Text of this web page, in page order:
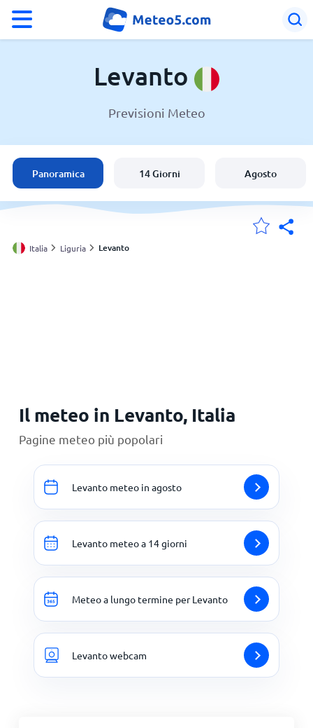
Italia
Svizzera
Le mie località
Levanto
Previsioni Meteo
Panoramica 14 Giorni Agosto
Italia Liguria Levanto
Il meteo in Levanto, Italia
Pagine meteo più popolari
Levanto meteo in agosto
Levanto meteo a 14 giorni
Meteo a lungo termine per Levanto
Levanto webcam